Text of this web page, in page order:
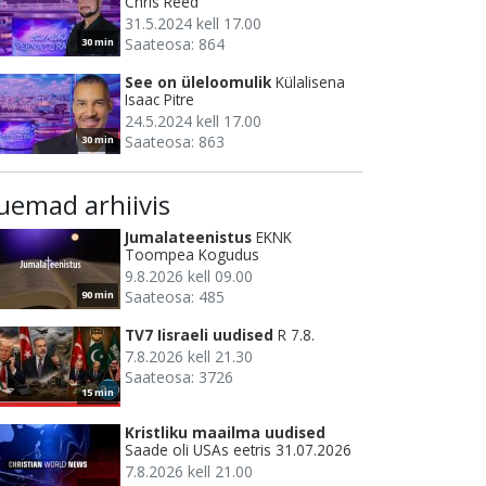
30 min
31.5.2024 kell 17.00
Saateosa: 864
30 min
See on üleloomulik Külalisena
Isaac Pitre
24.5.2024 kell 17.00
Saateosa: 863
arhiivis
90 min
Jumalateenistus EKNK
Toompea Kogudus
9.8.2026 kell 09.00
Saateosa: 485
15 min
TV7 Iisraeli uudised R 7.8.
7.8.2026 kell 21.30
Saateosa: 3726
Kristliku maailma uudised
Saade oli USAs eetris 31.07.2026
7.8.2026 kell 21.00